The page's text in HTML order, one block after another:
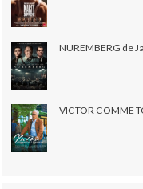
NUREMBERG de
VICTOR COMME